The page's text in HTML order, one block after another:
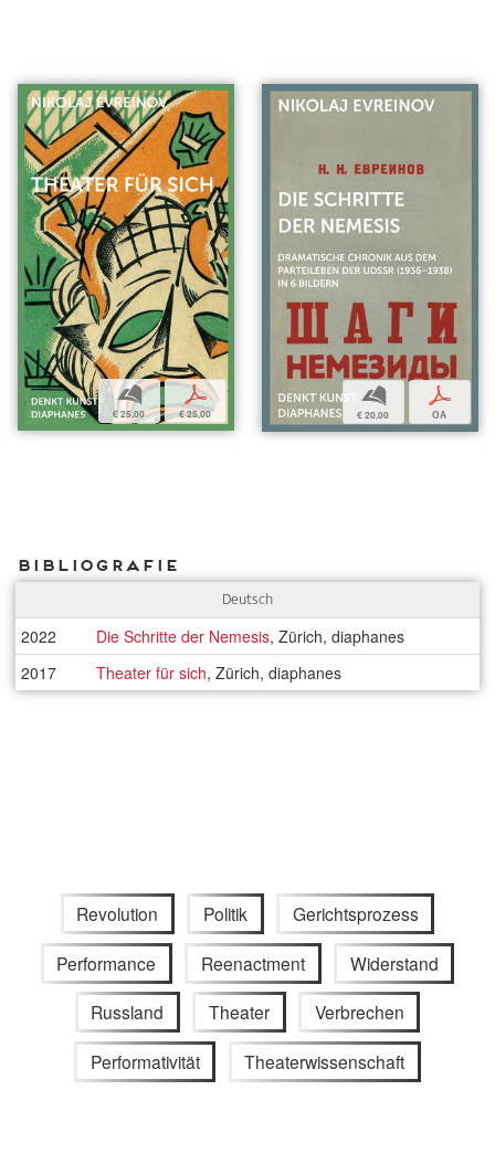
b
€ 25,00
p
€ 25,00
b
€ 20,00
p
OA
Bibliografie
Deutsch
2022 Die Schritte der Nemesis, Zürich, diaphanes
2017
Theater für sich, Zürich, diaphanes
Revolution Politik Gerichtsprozess
Performance Reenactment Widerstand
Russland Theater Verbrechen
Performativität Theaterwissenschaft